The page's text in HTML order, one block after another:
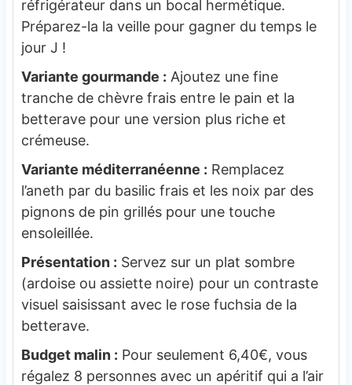
réfrigérateur dans un bocal hermétique.
Préparez-la la veille pour gagner du temps le
jour J !
Variante gourmande : Ajoutez une fine
tranche de chèvre frais entre le pain et la
betterave pour une version plus riche et
crémeuse.
Variante méditerranéenne : Remplacez
l’aneth par du basilic frais et les noix par des
pignons de pin grillés pour une touche
ensoleillée.
Présentation : Servez sur un plat sombre
(ardoise ou assiette noire) pour un contraste
visuel saisissant avec le rose fuchsia de la
betterave.
Budget malin : Pour seulement 6,40€, vous
régalez 8 personnes avec un apéritif qui a l’air